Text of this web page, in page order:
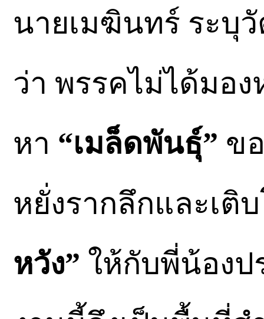
นายเมฆินทร์ ระบุ
ว่า พรรคไม่ได้มอ
หา “เมล็ดพันธุ์” ข
หยั่งรากลึกและเติ
หวัง” ให้กับพี่น้อง